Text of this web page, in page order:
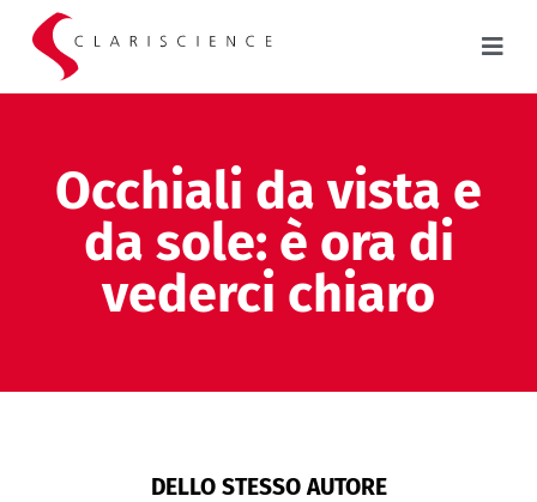
Occhiali da vista e
da sole: è ora di
vederci chiaro
DELLO STESSO AUTORE